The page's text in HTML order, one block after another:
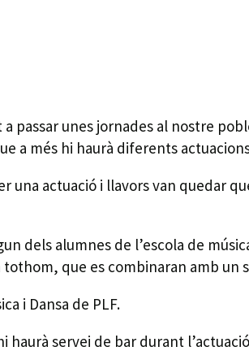
passar unes jornades al nostre
a més hi haurà diferents
una actuació i llavors van quedar
dels alumnes de l’escola de
tothom, que es combinaran amb un
i Dansa de PLF.
servei de bar durant